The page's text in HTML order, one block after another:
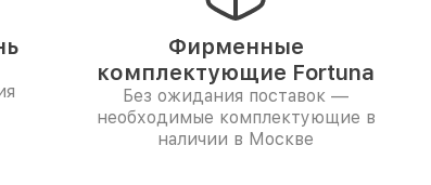
Фирменные
комплектующие Fortuna
Без ожидания поставок —
необходимые комплектующие в
наличии в Москве